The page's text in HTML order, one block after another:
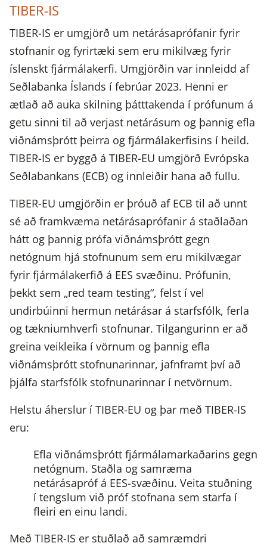
TIBER-IS
TIBER-IS er umgjörð um netárásaprófanir fyrir
stofnanir og fyrirtæki sem eru mikilvæg fyrir
íslenskt fjármálakerfi. Umgjörðin var innleidd af
Seðlabanka Íslands í febrúar 2023. Henni er
ætlað að auka skilning þátttakenda í prófunum á
getu sinni til að verjast netárásum og þannig efla
viðnámsþrótt þeirra og fjármálakerfisins í heild.
TIBER-IS er byggð á TIBER-EU umgjörð Evrópska
Seðlabankans (ECB) og innleiðir hana að fullu.
TIBER-EU umgjörðin er þróuð af ECB til að unnt
sé að framkvæma netárásaprófanir á staðlaðan
hátt og þannig prófa viðnámsþrótt gegn
netógnum hjá stofnunum sem eru mikilvægar
fyrir fjármálakerfið á EES svæðinu. Prófunin,
þekkt sem „red team testing“, felst í vel
undirbúinni hermun netárásar á starfsfólk, ferla
og tækniumhverfi stofnunar. Tilgangurinn er að
greina veikleika í vörnum og þannig efla
viðnámsþrótt stofnunarinnar, jafnframt því að
þjálfa starfsfólk stofnunarinnar í netvörnum.
Helstu áherslur í TIBER-EU og þar með TIBER-IS
eru:
Efla viðnámsþrótt fjármálamarkaðarins gegn
netógnum. Staðla og samræma
netárásapróf á EES-svæðinu. Veita stuðning
í tengslum við próf stofnana sem starfa í
fleiri en einu landi.
Með TIBER-IS er stuðlað að samræmdri